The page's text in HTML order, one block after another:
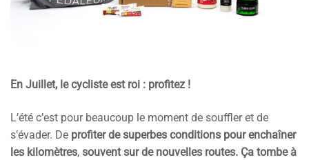
En Juillet, le cycliste est roi : profitez !
L’été c’est pour beaucoup le moment de souffler et de
s’évader. De profiter de superbes conditions pour enchaîner
les kilomètres, souvent sur de nouvelles routes. Ça tombe à